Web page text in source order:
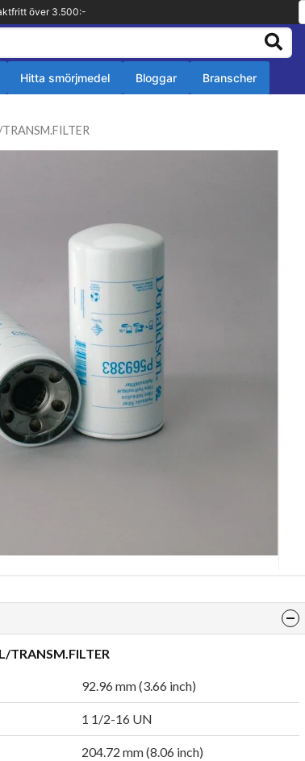
över 3.500:-
Hitta smörjmedel Bloggar Branscher
TRANSM.FILTER
92.96 mm (3.66 inch)
1 1/2-16 UN
204.72 mm (8.06 inch)